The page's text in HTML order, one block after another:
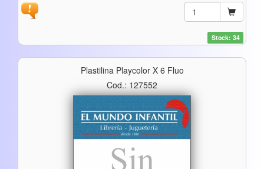
Stock: 34
Plastilina Playcolor X 6 Fluo
Cod.: 127552